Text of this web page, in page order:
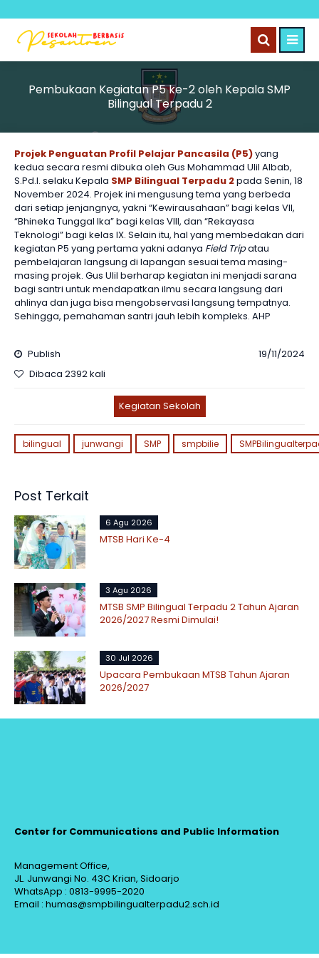
Pembukaan Kegiatan P5 ke-2 oleh Kepala SMP
Bilingual Terpadu 2
Projek Penguatan Profil Pelajar Pancasila (P5)yang
kedua secara resmi dibuka oleh Gus Mohammad Ulil Albab,
S.Pd.I. selaku Kepala SMP Bilingual Terpadu 2pada Senin, 18
November 2024. Projek ini mengusung tema yang berbeda
dari setiap jenjangnya, yakni “Kewirausahaan” bagi kelas VII,
“Bhineka Tunggal Ika” bagi kelas VIII, dan “Rekayasa
Teknologi” bagi kelas IX. Selain itu, hal yang membedakan dari
kegiatan P5 yang pertama yakni adanya Field Tripatau
pembelajaran langsung di lapangan sesuai tema masing-
masing projek. Gus Ulil berharap kegiatan ini menjadi sarana
bagi santri untuk mendapatkan ilmu secara langsung dari
ahlinya dan juga bisa mengobservasi langsung tempatnya.
Sehingga, pemahaman santri jauh lebih kompleks. AHP
Publish
19/11/2024
Dibaca 2392 kali
Kegiatan Sekolah
bilingual junwangi SMP smpbilie
Post Terkait
6 Agu 2026
MTSB Hari Ke-4
3 Agu 2026
MTSB SMP Bilingual Terpadu 2 Tahun Ajaran
2026/2027 Resmi Dimulai!
30 Jul 2026
Upacara Pembukaan MTSB Tahun Ajaran
2026/2027
Center for Communications and Public Information
Management Office,
JL. Junwangi No. 43C Krian, Sidoarjo
WhatsApp : 0813-9995-2020
Email : humas@smpbilingualterpadu2.sch.id